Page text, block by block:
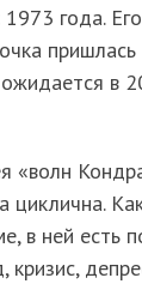
года.
в
«волн
циклична.
в ней есть
кризис,